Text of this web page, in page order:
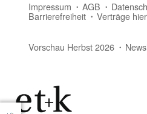
Impressum AGB
Barrierefreiheit Verträge
Vorschau Herbst 2026